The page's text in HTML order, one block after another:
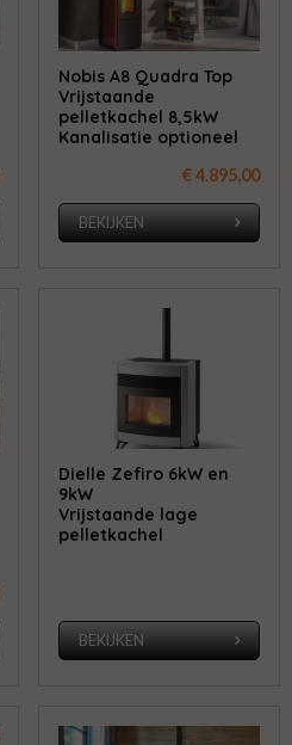
Nobis A8 Quadra Top
Vrijstaande
pelletkachel 8,5kW
Kanalisatie optioneel
€ 4.895,00
BEKIJKEN
Dielle Zefiro 6kW en
9kW
Vrijstaande lage
pelletkachel
BEKIJKEN